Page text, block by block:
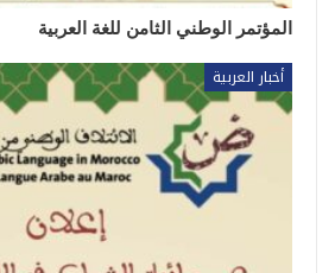
المؤتمر الوطني الثامن للغة العربية
أخبار العربية